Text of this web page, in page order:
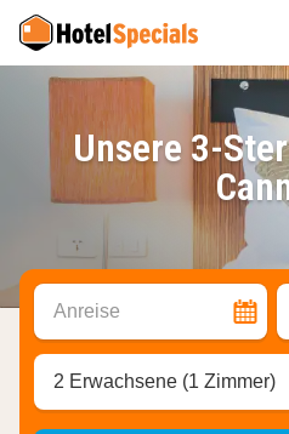
Unsere 3-
Anreise
2 Erwachsene (1 Zimmer)